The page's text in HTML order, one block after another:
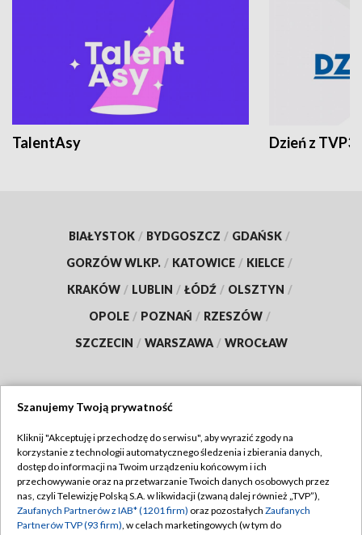
TalentAsy Dzień z TVP3
BIAŁYSTOK / BYDGOSZCZ / GDAŃSK /
GORZÓW WLKP. / KATOWICE / KIELCE /
KRAKÓW / LUBLIN / ŁÓDŹ / OLSZTYN /
OPOLE / POZNAŃ / RZESZÓW /
SZCZECIN / WARSZAWA / WROCŁAW
TVP
Abonament TVP
Emisja w TVP
Regulamin TVP
Polityka prywatności
Szanujemy Twoją prywatność
Kliknij "Akceptuję i przechodzę do serwisu", aby wyrazić zgody na
korzystanie z technologii automatycznego śledzenia i zbierania danych,
dostęp do informacji na Twoim urządzeniu końcowym i ich
przechowywanie oraz na przetwarzanie Twoich danych osobowych przez
nas, czyli Telewizję Polską S.A. w likwidacji (zwaną dalej również „TVP”),
Zaufanych Partnerów z IAB* (1201 firm) oraz pozostałych Zaufanych
Partnerów TVP (93 firm), w celach marketingowych (w tym do